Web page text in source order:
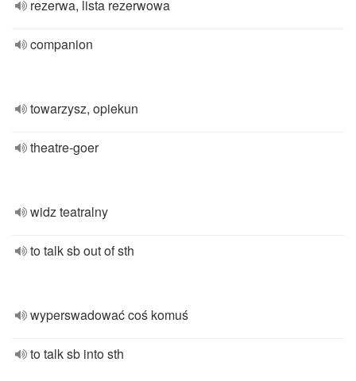
rezerwa, lista rezerwowa
companion
towarzysz, opiekun
theatre-goer
widz teatralny
to talk sb out of sth
wyperswadować coś komuś
to talk sb into sth